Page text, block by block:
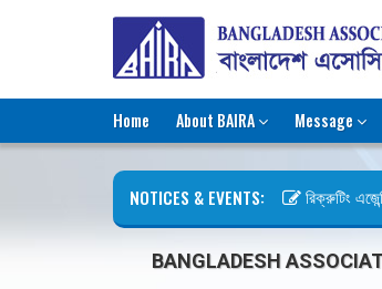
Home About BAIRA Message
NOTICES & EVENTS: রিক্রুটিং এজেন্সি
BANGLADESH